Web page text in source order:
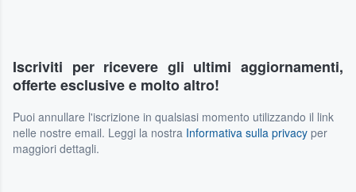
Iscriviti per ricevere gli ultimi aggiornamenti,
offerte esclusive e molto altro!
Puoi annullare l'iscrizione in qualsiasi momento utilizzando il link
nelle nostre email. Leggi la nostra Informativa sulla privacy per
maggiori dettagli.